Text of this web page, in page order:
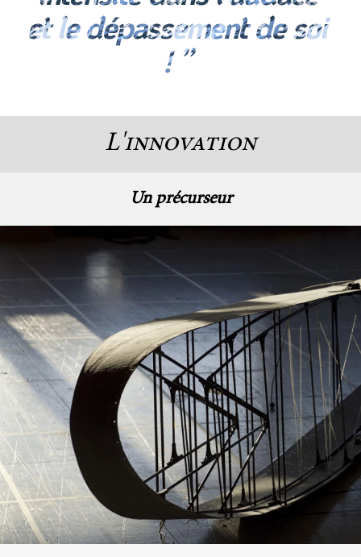
et le dépassement de soi
! ”
L'innovation
Un précurseur